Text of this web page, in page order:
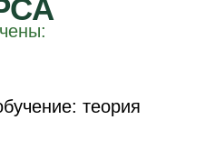
теория